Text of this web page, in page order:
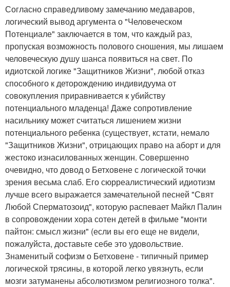
Согласно справедливому замечанию медаваров,
логический вывод аргумента о "Человеческом
Потенциале" заключается в том, что каждый раз,
пропуская возможность полового сношения, мы лишаем
человеческую душу шанса появиться на свет. По
идиотской логике "Защитников Жизни", любой отказ
способного к деторождению индивидуума от
совокупления приравнивается к убийству
потенциального младенца! Даже сопротивление
насильнику может считаться лишением жизни
потенциального ребенка (существует, кстати, немало
"Защитников Жизни", отрицающих право на аборт и для
жестоко изнасилованных женщин. Совершенно
очевидно, что довод о Бетховене с логической точки
зрения весьма слаб. Его сюрреалистический идиотизм
лучше всего выражается замечательной песней "Свят
Любой Сперматозоид", которую распевает Майкл Палин
в сопровождении хора сотен детей в фильме "монти
пайтон: смысл жизни" (если вы его еще не видели,
пожалуйста, доставьте себе это удовольствие.
Знаменитый софизм о Бетховене - типичный пример
логической трясины, в которой легко увязнуть, если
мозги затуманены абсолютизмом религиозного толка".